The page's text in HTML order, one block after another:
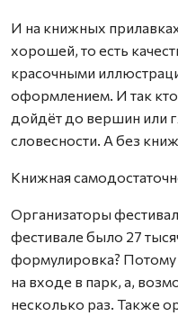
И на книжных
хорошей, то есть
красочными
оформлением. И так
дойдёт до вершин или
словесности. А без
Книжная
Организаторы
фестивале было 27
формулировка? Потому
на входе в парк, а,
несколько раз. Также